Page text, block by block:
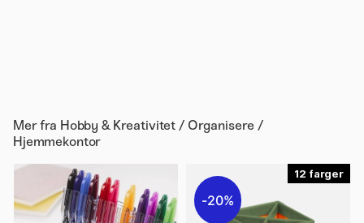
Mer fra Hobby & Kreativitet / Organisere /
Hjemmekontor
12
20%